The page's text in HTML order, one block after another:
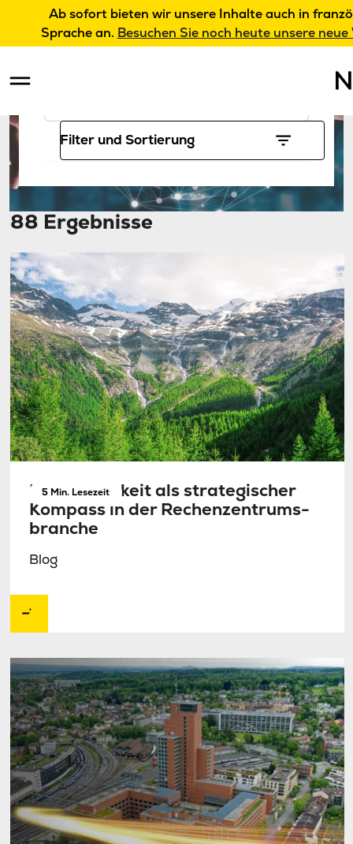
Ab sofort bieten wir unsere Inhalte auch in
Sprache an. Besuchen Sie noch heute unsere neue
Insights
Filter und Sortierung
88 Ergebnisse
5 Min. Lesezeit
Nachhaltigkeit als strategischer
Kompass in der Rechenzentrums­
branche
Blog